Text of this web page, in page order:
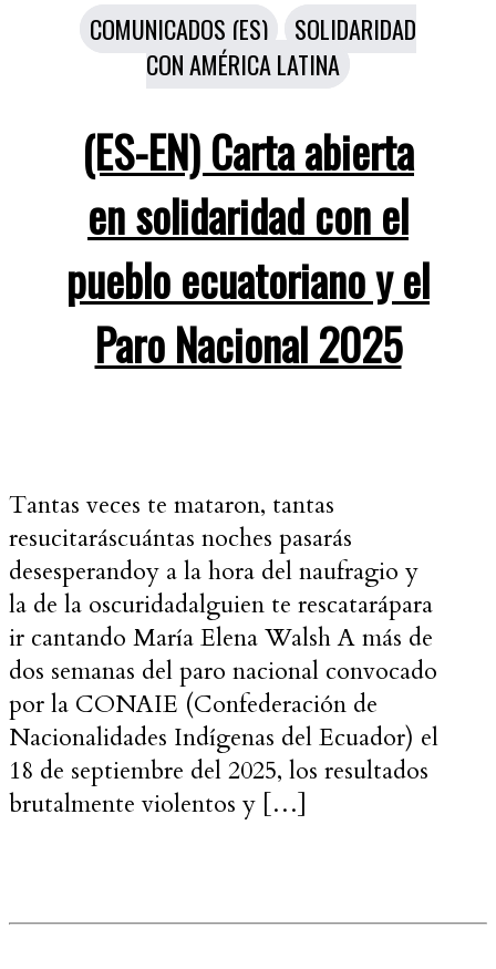
Categorías
COMUNICADOS (ES)
SOLIDARIDAD
CON AMÉRICA LATINA
(ES-EN) Carta abierta
en solidaridad con el
pueblo ecuatoriano y el
Paro Nacional 2025
Tantas veces te mataron, tantas
resucitaráscuántas noches pasarás
desesperandoy a la hora del naufragio y
la de la oscuridadalguien te rescatarápara
ir cantando María Elena Walsh A más de
dos semanas del paro nacional convocado
por la CONAIE (Confederación de
Nacionalidades Indígenas del Ecuador) el
18 de septiembre del 2025, los resultados
brutalmente violentos y […]